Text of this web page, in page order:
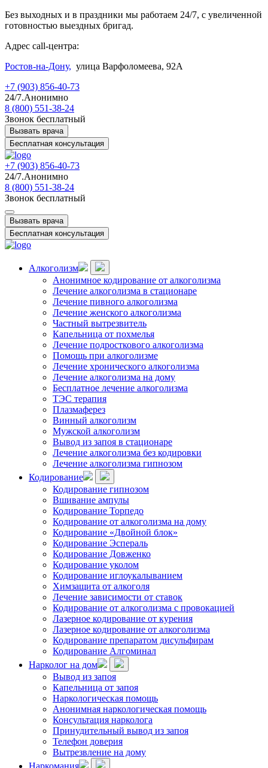
Без выходных и в праздники мы работаем 24/7, с увеличенной
готовностью выездных бригад.
Адрес call-центра:
Ростов-на-Дону, улица Варфоломеева, 92А
+7 (903) 856-40-73
24/7.Анонимно
8 (800) 551-38-24
Звонок бесплатный
Вызвать врача
Бесплатная консультация
+7 (903) 856-40-73
24/7.Анонимно
8 (800) 551-38-24
Звонок бесплатный
Вызвать врача
Бесплатная консультация
Алкоголизм
Анонимное кодирование от алкоголизма
Лечение алкоголизма в стационаре
Лечение пивного алкоголизма
Лечение женского алкоголизма
Частный вытрезвитель
Капельница от похмелья
Лечение подросткового алкоголизма
Помощь при алкоголизме
Лечение хронического алкоголизма
Лечение алкоголизма на дому
Бесплатное лечение алкоголизма
ТЭС терапия
Плазмаферез
Винный алкоголизм
Мужской алкоголизм
Вывод из запоя в стационаре
Лечение алкоголизма без кодировки
Лечение алкоголизма гипнозом
Кодирование
Кодирование гипнозом
Вшивание ампулы
Кодирование Торпедо
Кодирование от алкоголизма на дому
Кодирование «Двойной блок»
Кодирование Эспераль
Кодирование Довженко
Кодирование уколом
Кодирование иглоукалыванием
Химзащита от алкоголя
Лечение зависимости от ставок
Кодирование от алкоголизма с провокацией
Лазерное кодирование от курения
Лазерное кодирование от алкоголизма
Кодирование препаратом дисульфирам
Кодирование Алгоминал
Нарколог на дом
Вывод из запоя
Капельница от запоя
Наркологическая помощь
Анонимная наркологическая помощь
Консультация нарколога
Принудительный вывод из запоя
Телефон доверия
Вытрезвление на дому
Наркомания